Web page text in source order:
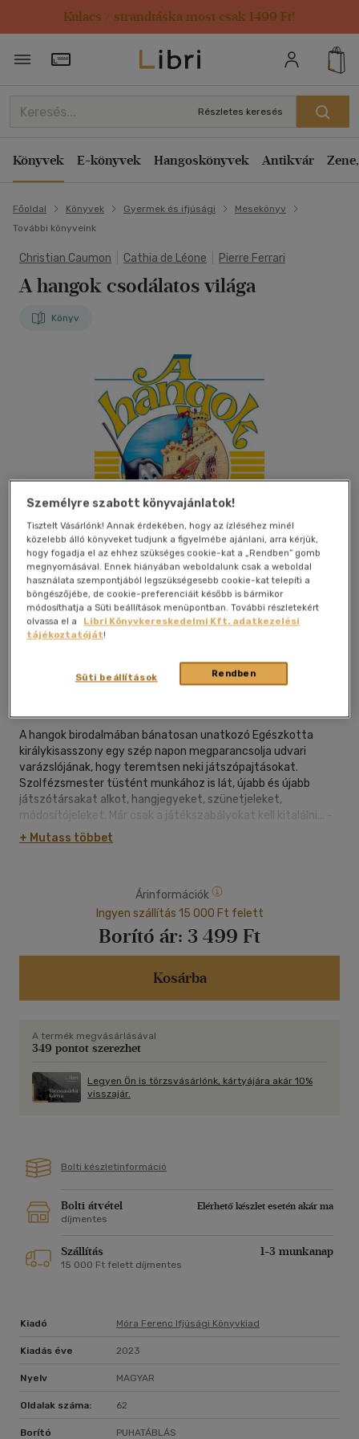
Kulacs / strandtáska most csak 1499 Ft!
Törzsvásárlói Kártya adatai
Részletes keresés
Könyvek E-könyvek Hangoskönyvek Antikvár
Főoldal Könyvek Gyermek és ifjúsági
Mesekönyv
További könyveink
Christian Caumon Cathia de Léone Pierre Ferrari
A hangok csodálatos világa
Könyv
Kívánságlistához adom Megosztom
Móra Ferenc Ifjúsági Könyvkiad|2023|magyar nyelvű
A hangok birodalmában bánatosan unatkozó Egészkotta
királykisasszony egy szép napon megparancsolja udvari
varázslójának, hogy teremtsen neki játszópajtásokat.
Szolfézsmester tüstént munkához is lát, újabb és újabb
játszótársakat alkot, hangjegyeket, szünetjeleket,
módosítójeleket. Már csak a játékszabályokat kell kitalálni... -
de ez nem is olyan egyszerű feladat!
+ Mutass többet
Árinformációk
Ingyen szállítás 15 000 Ft felett
Borító ár: 3 499 Ft
Kosárba
A termék megvásárlásával
349 pontot szerezhet
Legyen Ön is törzsvásárlónk, kártyájára akár 10%
visszajár.
Bolti készletinformáció
Bolti átvétel
Elérhető készlet esetén akár ma
díjmentes
Szállítás 1-3 munkanap
15 000 Ft felett díjmentes
Kiadó Móra Ferenc Ifjúsági Könyvkiad
Kiadás éve 2023
Nyelv MAGYAR
Oldalak száma: 62
Borító PUHATÁBLÁS
Személyre szabott könyvajánlatok!
Tisztelt Vásárlónk! Annak érdekében, hogy az ízléséhez minél
közelebb álló könyveket tudjunk a figyelmébe ajánlani, arra kérjük,
hogy fogadja el az ehhez szükséges cookie-kat a „Rendben” gomb
megnyomásával. Ennek hiányában weboldalunk csak a weboldal
használata szempontjából legszükségesebb cookie-kat telepíti a
böngészőjébe, de cookie-preferenciáit később is bármikor
módosíthatja a Süti beállítások menüpontban. További részletekért
olvassa el a
Libri Könyvkereskedelmi Kft. adatkezelési
tájékoztatóját!
Rendben
Süti beállítások